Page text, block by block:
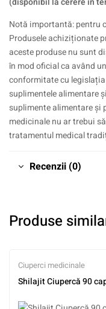
Notă importantă: pentru
Produsele achiziționate
aceste produse nu sunt
în mod oficial ca având
conformitate cu
suplimentele alimentare
suplimente alimentare și
medicinale nu ar trebui
tratamentul medical
Recenzii (0)
Produse
Ciuperci medicinale
Shilajit Ciupercă 90